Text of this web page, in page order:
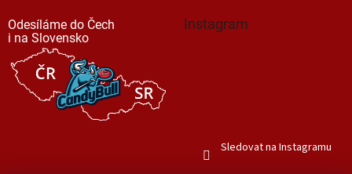
Odesíláme do Čech
i na Slovensko
Instagram
Sledovat na Instagramu